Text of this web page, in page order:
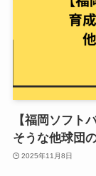
【福岡ソフト
そうな他球団
2025年11月8日